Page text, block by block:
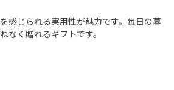
感じられる実用性が魅力です。毎日の暮
なく贈れるギフトです。